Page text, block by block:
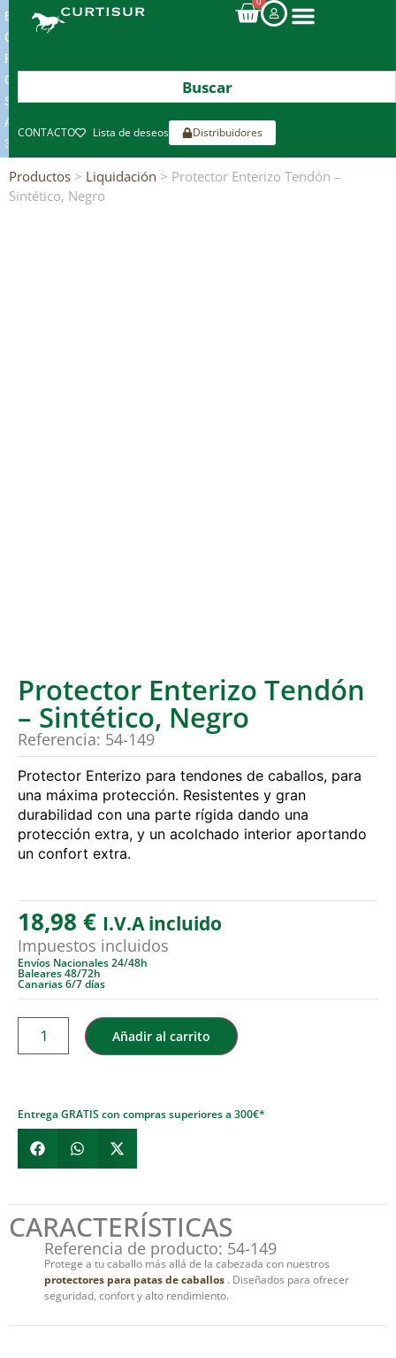
ENVIOS
GRATIS
POR
COMPRAS
SUPERIORES
A
300€*
CONTACTO Lista de deseos Distribuidores
Productos > Liquidación > Protector Enterizo Tendón –
Sintético, Negro
Protector Enterizo Tendón
– Sintético, Negro
Referencia: 54-149
Protector Enterizo para tendones de caballos, para
una máxima protección. Resistentes y gran
durabilidad con una parte rígida dando una
protección extra, y un acolchado interior aportando
un confort extra.
18,98 € I.V.A incluido
Impuestos incluidos
Envíos Nacionales 24/48h
Baleares 48/72h
Canarias 6/7 días
Añadir al carrito
Entrega GRATIS con compras superiores a 300€*
CARACTERÍSTICAS
Referencia de producto: 54-149
Protege a tu caballo más allá de la cabezada con nuestros
protectores para patas de caballos . Diseñados para ofrecer
seguridad, confort y alto rendimiento.